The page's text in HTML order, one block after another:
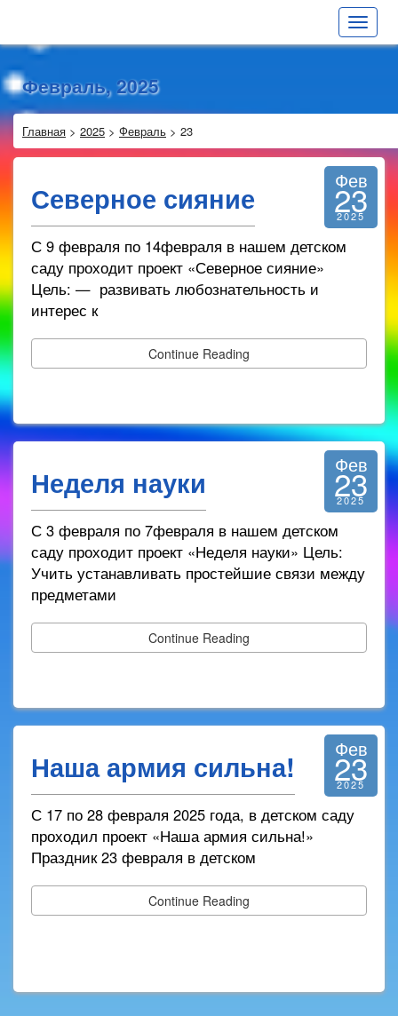
Toggle
Февраль, 2025
Главная > 2025 > Февраль > 23
Северное сияние Фев
23
2025
С 9 февраля по 14февраля в нашем детском
саду проходит проект «Северное сияние»
Цель: — развивать любознательность и
интерес к
Continue Reading
Неделя науки Фев
23
2025
С 3 февраля по 7февраля в нашем детском
саду проходит проект «Неделя науки» Цель:
Учить устанавливать простейшие связи между
предметами
Continue Reading
Наша армия сильна! Фев
23
2025
С 17 по 28 февраля 2025 года, в детском саду
проходил проект «Наша армия сильна!»
Праздник 23 февраля в детском
Continue Reading